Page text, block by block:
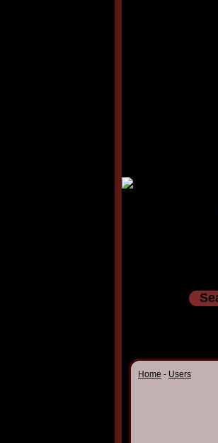
Home - Users